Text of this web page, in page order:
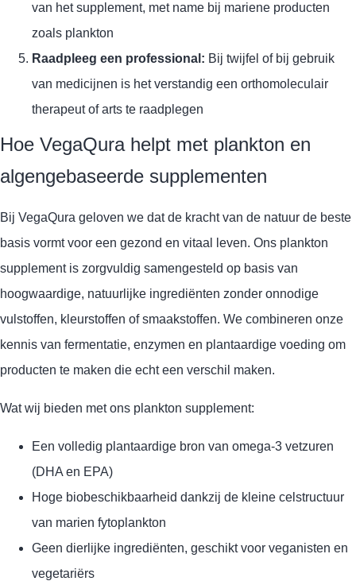
van het supplement, met name bij mariene producten
zoals plankton
Raadpleeg een professional: Bij twijfel of bij gebruik
van medicijnen is het verstandig een orthomoleculair
therapeut of arts te raadplegen
Hoe VegaQura helpt met plankton en
algengebaseerde supplementen
Bij VegaQura geloven we dat de kracht van de natuur de beste
basis vormt voor een gezond en vitaal leven. Ons plankton
supplement is zorgvuldig samengesteld op basis van
hoogwaardige, natuurlijke ingrediënten zonder onnodige
vulstoffen, kleurstoffen of smaakstoffen. We combineren onze
kennis van fermentatie, enzymen en plantaardige voeding om
producten te maken die echt een verschil maken.
Wat wij bieden met ons plankton supplement:
Een volledig plantaardige bron van omega-3 vetzuren
(DHA en EPA)
Hoge biobeschikbaarheid dankzij de kleine celstructuur
van marien fytoplankton
Geen dierlijke ingrediënten, geschikt voor veganisten en
vegetariërs